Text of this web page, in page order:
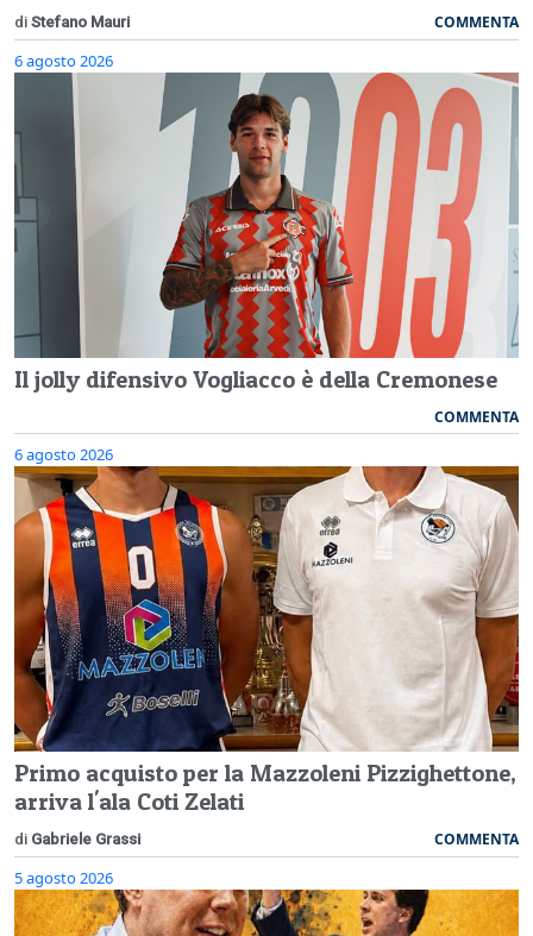
di Stefano Mauri COMMENTA
6 agosto 2026
Il jolly difensivo Vogliacco è della Cremonese
COMMENTA
6 agosto 2026
Primo acquisto per la Mazzoleni Pizzighettone,
arriva l'ala Coti Zelati
di Gabriele Grassi COMMENTA
5 agosto 2026